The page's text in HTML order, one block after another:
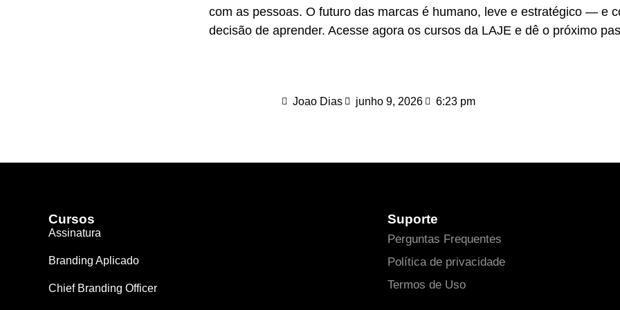
com as pessoas. O futuro das marcas é humano, leve e estratégico — e
decisão de aprender. Acesse agora os cursos da LAJE e dê o próximo
Joao Dias junho 9, 2026 6:23 pm
Cursos
Assinatura
Branding Aplicado
Chief Branding Officer
Suporte
Perguntas Frequentes
Política de privacidade
Termos de Uso